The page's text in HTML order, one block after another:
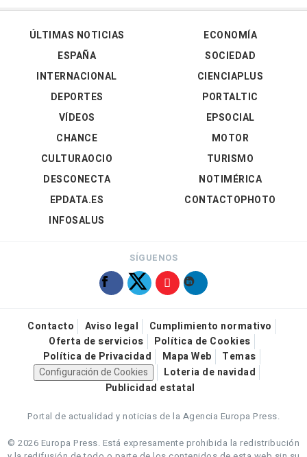
ÚLTIMAS NOTICIAS
ESPAÑA
INTERNACIONAL
DEPORTES
VÍDEOS
ECONOMÍA
SOCIEDAD
CIENCIAPLUS
PORTALTIC
EPSOCIAL
CHANCE
CULTURAOCIO
DESCONECTA
EPDATA.ES
INFOSALUS
MOTOR
TURISMO
NOTIMÉRICA
CONTACTOPHOTO
SÍGUENOS
Contacto Aviso legal
Cumplimiento normativo
Oferta de servicios
Política de Cookies
Política de Privacidad
Mapa Web
Temas
Configuración de Cookies
Loteria de navidad
Publicidad estatal
Portal de actualidad y noticias de la Agencia Europa Press.
© 2026 Europa Press. Está expresamente prohibida la redistribución